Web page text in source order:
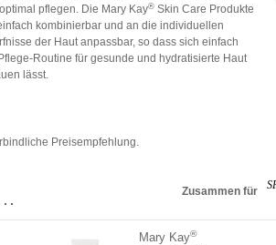
pflegen. Die Mary Kay® Skin Care Produkte
kombinierbar und an die individuellen
der Haut anpassbar, so dass sich einfach
Routine für gesunde und hydratisierte Haut
lässt.
Preisempfehlung.
Zusammen für
Mary Kay®